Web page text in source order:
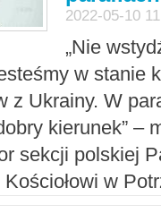
2022-05-10
„Nie
w stanie
z Ukrainy. W
kierunek” –
sekcji polskiej
w